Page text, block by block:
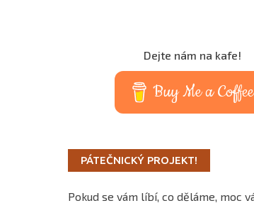
Dejte nám na kafe!
Buy Me a Coffee
PÁTEČNICKÝ PROJEKT!
Pokud se vám líbí, co děláme, moc